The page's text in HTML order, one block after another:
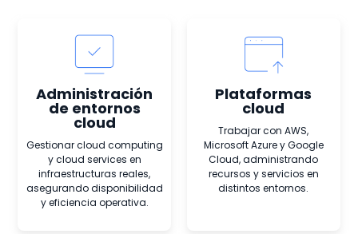
Administración
de entornos
cloud
Gestionar cloud computing
y cloud services en
infraestructuras reales,
asegurando disponibilidad
y eficiencia operativa.
Plataformas
cloud
Trabajar con AWS,
Microsoft Azure y Google
Cloud, administrando
recursos y servicios en
distintos entornos.